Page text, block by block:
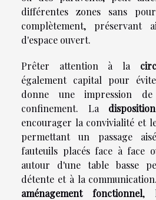
différentes zones sans
complètement, préservant
d'espace ouvert.
Prêter attention à la
également capital pour
donne une impression
confinement. La
encourager la convivialité et
permettant un passage
fauteuils placés face à face
autour d'une table basse
détente et à la
aménagement fonctionnel,